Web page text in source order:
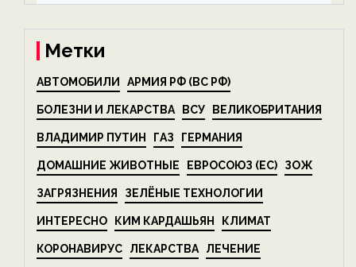
Метки
АВТОМОБИЛИ АРМИЯ РФ (ВС РФ)
БОЛЕЗНИ И ЛЕКАРСТВА ВСУ ВЕЛИКОБРИТАНИЯ
ВЛАДИМИР ПУТИН ГАЗ ГЕРМАНИЯ
ДОМАШНИЕ ЖИВОТНЫЕ ЕВРОСОЮЗ (ЕС) ЗОЖ
ЗАГРЯЗНЕНИЯ ЗЕЛЁНЫЕ ТЕХНОЛОГИИ
ИНТЕРЕСНО КИМ КАРДАШЬЯН КЛИМАТ
КОРОНАВИРУС ЛЕКАРСТВА ЛЕЧЕНИЕ